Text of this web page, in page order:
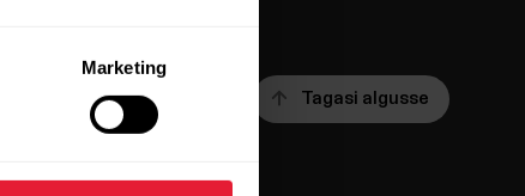
Marketing
Tagasi algusse